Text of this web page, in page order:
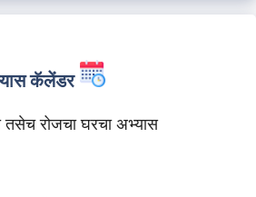
कॅलेंडर
तसेच रोजचा घरचा अभ्यास